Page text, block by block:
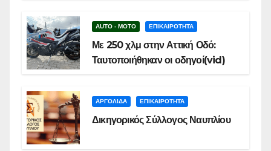
AUTO - MOTO ΕΠΙΚΑΙΡΟΤΗΤΑ
Με 250 χλμ στην Αττική Οδό:
Ταυτοποιήθηκαν οι οδηγοί(vid)
ΑΡΓΟΛΙΔΑ ΕΠΙΚΑΙΡΟΤΗΤΑ
Δικηγορικός Σύλλογος Ναυπλίου